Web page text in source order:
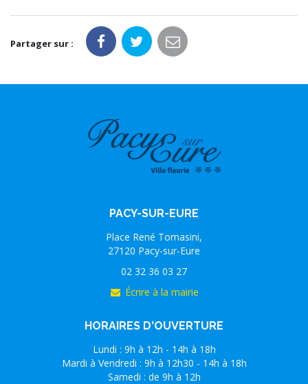
Partager sur :
PACY-SUR-EURE
Place René Tomasini,
27120 Pacy-sur-Eure
02 32 36 03 27
Écrire à la mairie
HORAIRES D'OUVERTURE
Lundi : 9h à 12h - 14h à 18h
Mardi à Vendredi : 9h à 12h30 - 14h à 18h
Samedi : de 9h à 12h